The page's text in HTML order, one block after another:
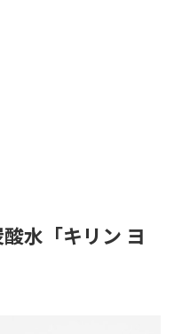
水「キリン ヨ